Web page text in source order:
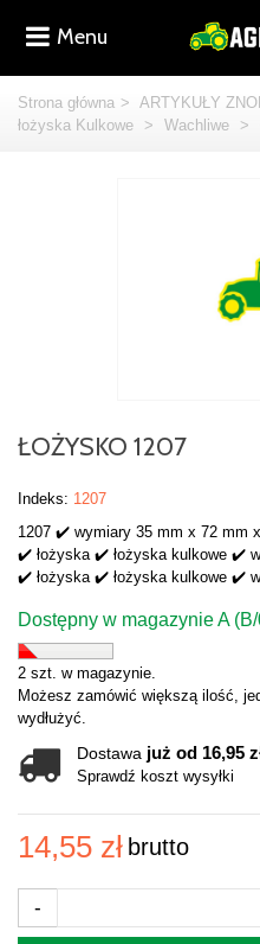
Menu
Strona główna > ARTYKUŁY
łożyska Kulkowe
> Wachliwe >
ŁOŻYSKO 1207
Indeks: 1207
1207 ✔️ wymiary 35 mm x 72 mm
✔️ łożyska ✔️ łożyska kulkowe ✔️
✔️ łożyska ✔️ łożyska kulkowe ✔️
Dostępny w magazynie A
2 szt. w magazynie.
Możesz zamówić większą ilość,
wydłużyć.
Dostawa już od 16,95
Sprawdź koszt wysyłki
14,55 zł brutto
-